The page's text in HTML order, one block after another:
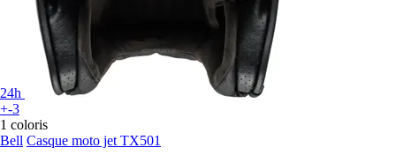
24h
+-3
1 coloris
Bell Casque moto jet TX501